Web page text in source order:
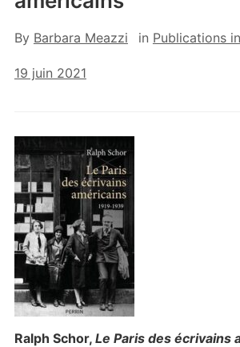
By Barbara Meazzi in Publications
19 juin 2021
Ralph Schor, Le Paris des écrivains